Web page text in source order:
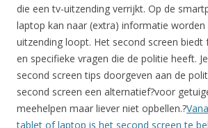
die een tv-uitzending verrijkt. Op de
laptop kan naar (extra) informatie worden
uitzending loopt. Het second screen biedt
en specifieke vragen die de politie heeft.
second screen tips doorgeven aan de
second screen een alternatief?voor
meehelpen maar liever niet opbellen.?
tablet of laptop is het second screen te